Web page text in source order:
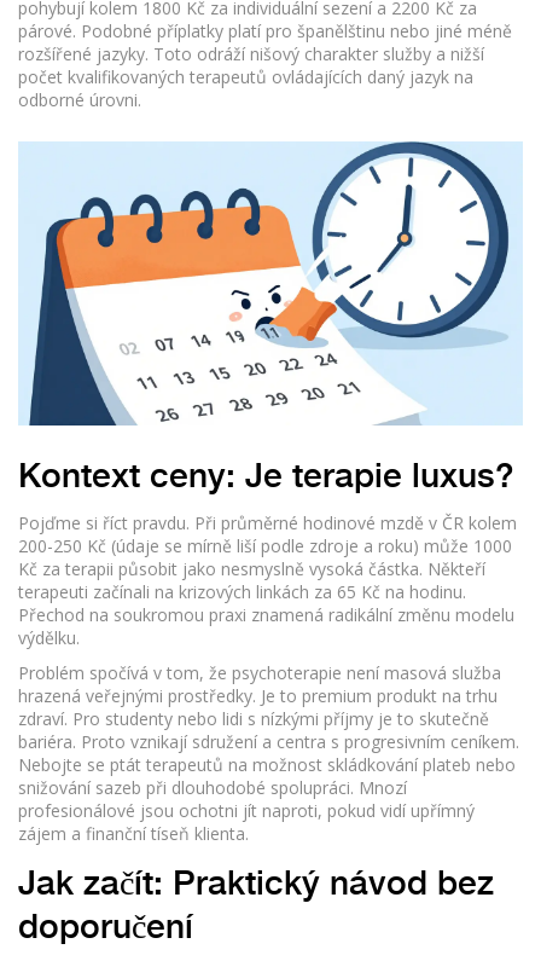
pohybují kolem 1800 Kč za individuální sezení a 2200 Kč za
párové. Podobné příplatky platí pro španělštinu nebo jiné méně
rozšířené jazyky. Toto odráží nišový charakter služby a nižší
počet kvalifikovaných terapeutů ovládajících daný jazyk na
odborné úrovni.
Kontext ceny: Je terapie luxus?
Pojďme si říct pravdu. Při průměrné hodinové mzdě v ČR kolem
200-250 Kč (údaje se mírně liší podle zdroje a roku) může 1000
Kč za terapii působit jako nesmyslně vysoká částka. Někteří
terapeuti začínali na krizových linkách za 65 Kč na hodinu.
Přechod na soukromou praxi znamená radikální změnu modelu
výdělku.
Problém spočívá v tom, že psychoterapie není masová služba
hrazená veřejnými prostředky. Je to premium produkt na trhu
zdraví. Pro studenty nebo lidi s nízkými příjmy je to skutečně
bariéra. Proto vznikají sdružení a centra s progresivním ceníkem.
Nebojte se ptát terapeutů na možnost skládkování plateb nebo
snižování sazeb při dlouhodobé spolupráci. Mnozí
profesionálové jsou ochotni jít naproti, pokud vidí upřímný
zájem a finanční tíseň klienta.
Jak začít: Praktický návod bez
doporučení